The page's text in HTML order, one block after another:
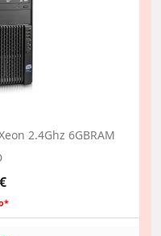
2.4Ghz 6GBRAM